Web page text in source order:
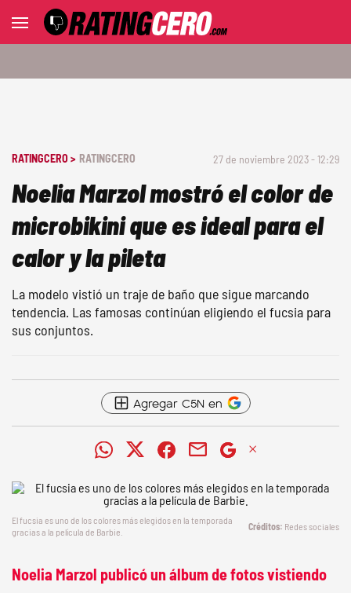
RATINGCERO > RATINGCERO 27 de noviembre 2023 - 12:29
Noelia Marzol mostró el color de
microbikini que es ideal para el
calor y la pileta
La modelo vistió un traje de baño que sigue marcando
tendencia. Las famosas continúan eligiendo el fucsia para
sus conjuntos.
Agregar C5N en
El fucsia es uno de los colores más elegidos en la temporada
gracias a la película de Barbie.
Redes sociales
Noelia Marzol publicó un álbum de fotos vistiendo